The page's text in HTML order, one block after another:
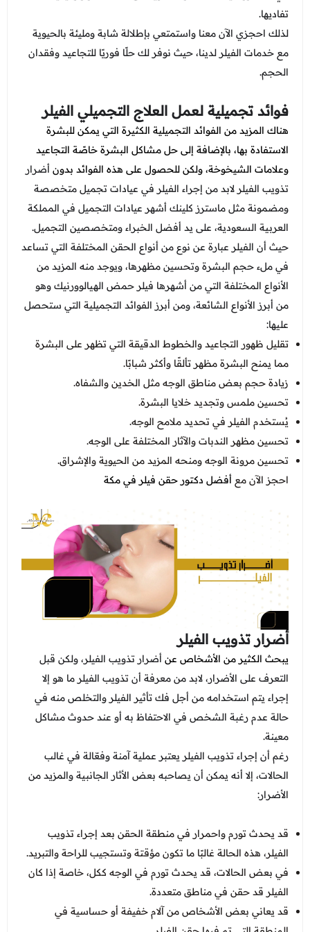
عروض العناية بالشعر
عروض الرجال
عروض جراحات التجميل
عروض قسم الطوارئ
عروض المختبر
عروض الباطنة
عروض العظام
عروض الانف والاذن والحنجرة
عروض العلاج الطبيعي
تفاديها.
لذلك احجزي الآن معنا واستمتعي بإطلالة شابة ومليئة بالحيوية
مع خدمات الفيلر لدينا، حيث نوفر لك حلًا فوريًا للتجاعيد وفقدان
الحجم.
فوائد تجميلية لعمل العلاج التجميلي الفيلر
هناك المزيد من الفوائد التجميلية الكثيرة التي يمكن للبشرة
الاستفادة بها، بالإضافة إلى حل مشاكل البشرة خاصًة التجاعيد
وعلامات الشيخوخة، ولكن للحصول على هذه الفوائد بدونأضرار
تذويب الفيلر لابد من إجراء الفيلر في عيادات تجميل متخصصة
ومضمونة مثل ماسترز كلينك أشهر عيادات التجميل في المملكة
العربية السعودية، على يد أفضل الخبراء ومتخصصين التجميل.
حيث أن الفيلر عبارة عن نوع من أنواع الحقن المختلفة التي تساعد
في ملء حجم البشرة وتحسين مظهرها، ويوجد منه المزيد من
الأنواع المختلفة التي من أشهرها فيلر حمض الهيالوورنيك وهو
من أبرز الأنواع الشائعة، ومن أبرز الفوائد التجميلية التي ستحصل
عليها:
تقليل ظهور التجاعيد والخطوط الدقيقة التي تظهر على البشرة
مما يمنح البشرة مظهر تألقًا وأكثر شبابًا.
زيادة حجم بعض مناطق الوجه مثل الخدين والشفاه.
تحسين ملمس وتجديد خلايا البشرة.
يُستخدم الفيلر في تحديد ملامح الوجه.
تحسين مظهر الندبات والآثار المختلفة على الوجه.
تحسين مرونة الوجه ومنحه المزيد من الحيوية والإشراق.
احجز الآن مع أفضل دكتور حقن فيلر في مكة
أضرار تذويب الفيلر
يبحث الكثير من الأشخاص عنأضرار تذويب الفيلر، ولكن قبل
التعرف على الأضرار، لابد من معرفة أن تذويب الفيلر ما هو إلا
إجراء يتم استخدامه من أجل فك تأثير الفيلر والتخلص منه في
حالة عدم رغبة الشخص في الاحتفاظ به أو عند حدوث مشاكل
معينة.
رغم أن إجراء تذويب الفيلر يعتبر عملية آمنة وفعّالة في غالب
الحالات، إلا أنه يمكن أن يصاحبه بعض الأثار الجانبية والمزيد من
الأضرار:
قد يحدث تورم واحمرار في منطقة الحقن بعد إجراء تذويب
الفيلر، هذه الحالة غالبًا ما تكون مؤقتة وتستجيب للراحة والتبريد.
في بعض الحالات، قد يحدث تورم في الوجه ككل، خاصة إذا كان
الفيلر قد حقن في مناطق متعددة.
قد يعاني بعض الأشخاص من آلام خفيفة أو حساسية في